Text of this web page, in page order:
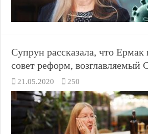
Супрун рассказала, что
совет реформ, возглавляемый
21.05.2020 250